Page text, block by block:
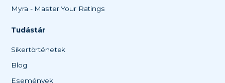
Myra - Master Your Ratings
Tudástár
Sikertörténetek
Blog
Események